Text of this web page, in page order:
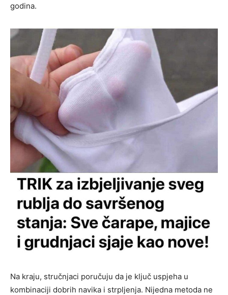
godina.
Na kraju, stručnjaci poručuju da je ključ uspjeha u
kombinaciji dobrih navika i strpljenja. Nijedna metoda ne